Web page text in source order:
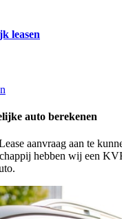
leasen
auto berekenen
aanvraag aan te
hebben wij een